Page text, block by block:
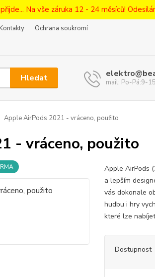
Na vše záruka 12 - 24 měsíců!
Kontakty
Ochrana soukromí
Hledat mail: Po-Pá:9-
Apple AirPods 2021 - vráceno, použito
- vráceno, použito
Apple AirPods
a lepším
vás dokonale
hudbu i hry
které lze
Dostupnost